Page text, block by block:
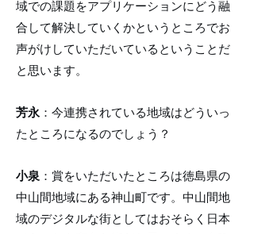
域での課題をアプリケーションにどう融
合して解決していくかというところでお
声がけしていただいているということだ
と思います。
芳永：今連携されている地域はどういっ
たところになるのでしょう？
小泉 ：賞をいただいたところは徳島県の
中山間地域にある神山町です。中山間地
域のデジタルな街としてはおそらく日本